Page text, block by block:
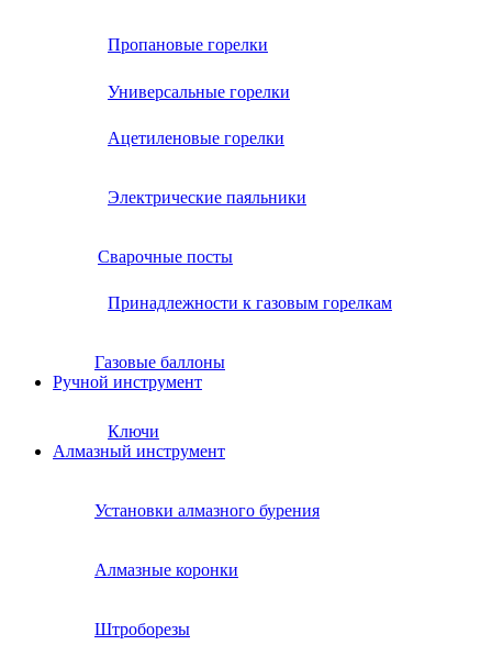
Пропановые горелки
Универсальные горелки
Ацетиленовые горелки
Электрические паяльники
Сварочные посты
Принадлежности к газовым горелкам
Газовые баллоны
Ручной инструмент
Ключи
Алмазный инструмент
Установки алмазного бурения
Алмазные коронки
Штроборезы